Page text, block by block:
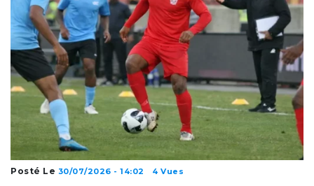
Posté Le 30/07/2026 - 14:02 4 Vues